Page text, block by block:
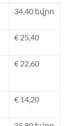
34,40 եվրո
€ 25,40
€ 22,60
€ 14,20